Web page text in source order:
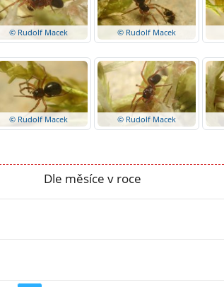
© Rudolf Macek © Rudolf Macek
© Rudolf Macek © Rudolf Macek
Dle měsíce v roce
0 to 136.